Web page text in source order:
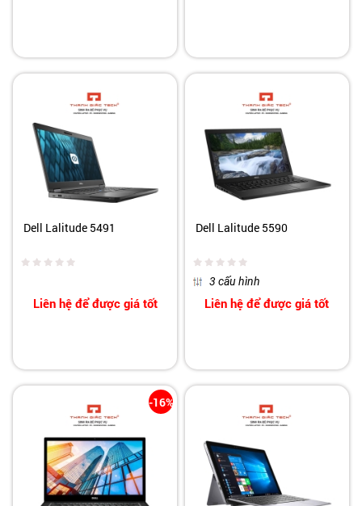
Dell Lalitude 5491
Liên hệ để được giá tốt
Dell Lalitude 5590
3 cấu hình
Liên hệ để được giá tốt
-16%